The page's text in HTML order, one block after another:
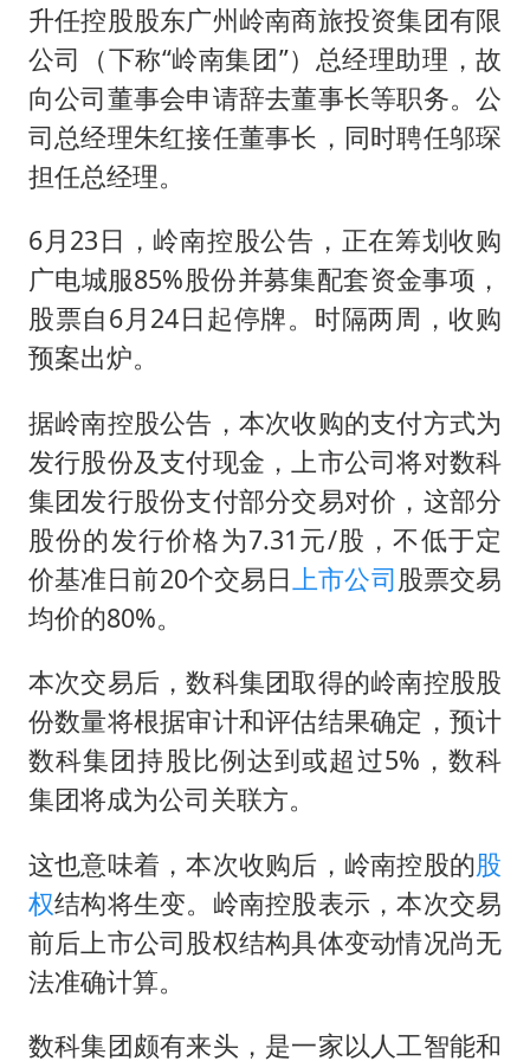
升任控股股东广州岭南商旅投资集团有限
公司（下称“岭南集团”）总经理助理，故
向公司董事会申请辞去董事长等职务。公
司总经理朱红接任董事长，同时聘任邬琛
担任总经理。
6月23日，岭南控股公告，正在筹划收购
广电城服85%股份并募集配套资金事项，
股票自6月24日起停牌。时隔两周，收购
预案出炉。
据岭南控股公告，本次收购的支付方式为
发行股份及支付现金，上市公司将对数科
集团发行股份支付部分交易对价，这部分
股份的发行价格为7.31元/股，不低于定
价基准日前20个交易日 上市公司股票交易
均价的80%。
本次交易后，数科集团取得的岭南控股股
份数量将根据审计和评估结果确定，预计
数科集团持股比例达到或超过5%，数科
集团将成为公司关联方。
这也意味着，本次收购后，岭南控股的股
权结构将生变。岭南控股表示，本次交易
前后上市公司股权结构具体变动情况尚无
法准确计算。
数科集团颇有来头，是一家以人工智能和